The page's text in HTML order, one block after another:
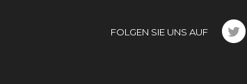
FOLGEN SIE UNS AUF